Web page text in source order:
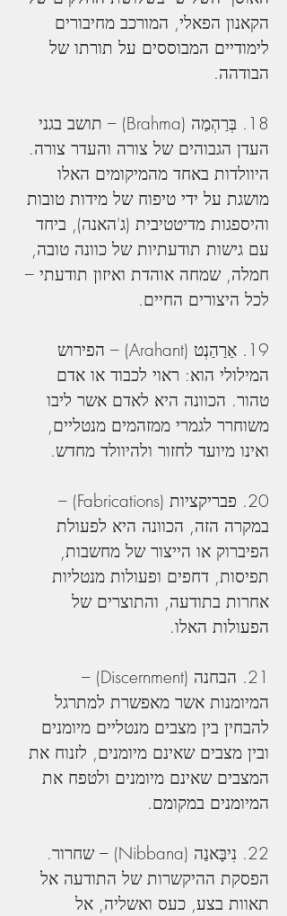
הקאנון הפאלי, המורכב מחיבורים
לימודיים המבוססים על תורתו של
הבודהה.
18. בְּרַהְמַה (Brahma) – תושב בגני
העדן הגבוהים של צורה והעדר צורה.
היוולדות באחד מהמיקומים האלו
מושגת על ידי טיפוח של מידות טובות
והיספגות מדיטטיבית (ג'האנה), ביחד
עם גישות תודעתיות של כוונה טובה,
חמלה, שמחה אוהדת ואיזון תודעתי –
לכל היצורים החיים.
19. אַרַהַנְט (Arahant) – הפירוש
המילולי הוא: ראוי לכבוד או אדם
טהור. הכוונה היא לאדם אשר ליבו
משוחרר לגמרי ממזהמים מנטליים,
ואינו מיועד לחזור ולהיוולד מחדש.
20. פבריקציות (Fabrications) –
במקרה הזה, הכוונה היא לפעולת
הפיברוק או הייצור של מחשבות,
תפיסות, דחפים ופעולות מנטליות
אחרות בתודעה, והתוצרים של
הפעולות האלו.
21. הבחנה (Discernment) –
המיומנות אשר מאפשרת למתרגל
להבחין בין מצבים מנטליים מיומנים
ובין מצבים שאינם מיומנים, לזנוח את
המצבים שאינם מיומנים ולטפח את
המיומנים במקומם.
22. נִיבָּאנַה (Nibbana) – שחרור.
הפסקת ההיקשרות של התודעה אל
תאוות בצע, כעס ואשליה, אל